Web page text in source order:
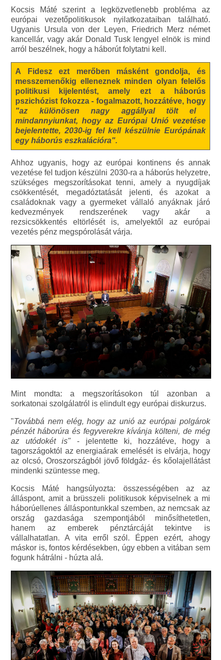
Kocsis Máté szerint a legközvetlenebb probléma az
európai vezetőpolitikusok nyilatkozataiban található.
Ugyanis Ursula von der Leyen, Friedrich Merz német
kancellár, vagy akár Donald Tusk lengyel elnök is mind
arról beszélnek, hogy a háborút folytatni kell.
A Fidesz ezt merőben másként gondolja, és
messzemenőkig elleneznek minden olyan felelős
politikusi kijelentést, amely ezt a háborús
pszichózist fokozza - fogalmazott, hozzátéve, hogy
"az különösen nagy aggállyal tölt el
mindannyiunkat, hogy az Európai Unió vezetése
bejelentette, 2030-ig fel kell készülnie Európának
egy háborús eszkalációra".
Ahhoz ugyanis, hogy az európai kontinens és annak
vezetése fel tudjon készülni 2030-ra a háborús helyzetre,
szükséges megszorításokat tenni, amely a nyugdíjak
csökkentését, megadóztatását jelenti, és azokat a
családoknak vagy a gyermeket vállaló anyáknak járó
kedvezmények rendszerének vagy akár a
rezsicsökkentés eltörlését is, amelyektől az európai
vezetés pénz megspórolását várja.
Mint mondta: a megszorításokon túl azonban a
sorkatonai szolgálatról is elindult egy európai diskurzus.
"Továbbá nem elég, hogy az unió az európai polgárok
pénzét háborúra és fegyverekre kívánja költeni, de még
az utódokét is"- jelentette ki, hozzátéve, hogy a
tagországoktól az energiaárak emelését is elvárja, hogy
az olcsó, Oroszországból jövő földgáz- és kőolajellátást
mindenki szüntesse meg.
Kocsis Máté hangsúlyozta: összességében az az
álláspont, amit a brüsszeli politikusok képviselnek a mi
háborúellenes álláspontunkkal szemben, az nemcsak az
ország gazdasága szempontjából minősíthetetlen,
hanem az emberek pénztárcáját tekintve is
vállalhatatlan. A vita erről szól. Éppen ezért, ahogy
máskor is, fontos kérdésekben, úgy ebben a vitában sem
fogunk hátrálni - húzta alá.